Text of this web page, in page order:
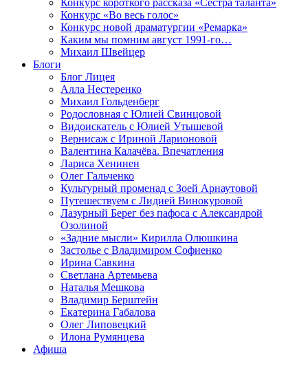
Конкурс короткого рассказа «Сестра таланта»
Конкурс «Во весь голос»
Конкурс новой драматургии «Ремарка»
Каким мы помним август 1991-го…
Михаил Швейцер
Блоги
Блог Лицея
Алла Нестеренко
Михаил Гольденберг
Родословная с Юлией Свинцовой
Видоискатель с Юлией Утышевой
Вернисаж с Ириной Ларионовой
Валентина Калачёва. Впечатления
Лариса Хенинен
Олег Гальченко
Культурный променад с Зоей Арнаутовой
Путешествуем с Лидией Винокуровой
Лазурный Берег без пафоса с Александрой
Озолиной
«Задние мысли» Кирилла Олюшкина
Застолье с Владимиром Софиенко
Ирина Савкина
Светлана Артемьева
Наталья Мешкова
Владимир Берштейн
Екатерина Габалова
Олег Липовецкий
Илона Румянцева
Афиша